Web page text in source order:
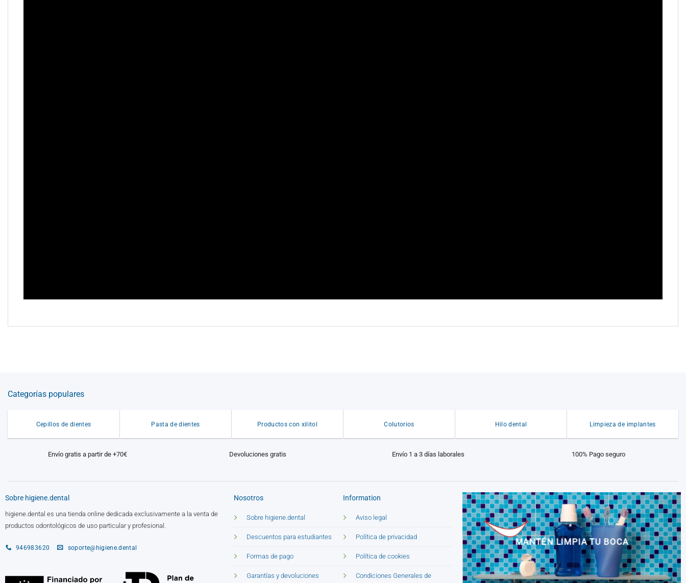
Categorías populares
Cepillos de dientes Pasta de dientes Productos con xilitol Colutorios Hilo dental Limpieza de implantes
Envío gratis a partir de +70€ Devoluciones gratis Envío 1 a 3 días laborales 100% Pago seguro
Sobre higiene.dental
higiene.dental es una tienda online dedicada exclusivamente a la venta de
productos odontológicos de uso particular y profesional.
946983620 soporte@higiene.dental
Nosotros
Sobre higiene.dental
Descuentos para estudiantes
Formas de pago
Garantías y devoluciones
Information
Aviso legal
Política de privacidad
Política de cookies
Condiciones Generales de
MANTÉN LIMPIA TU BOCA